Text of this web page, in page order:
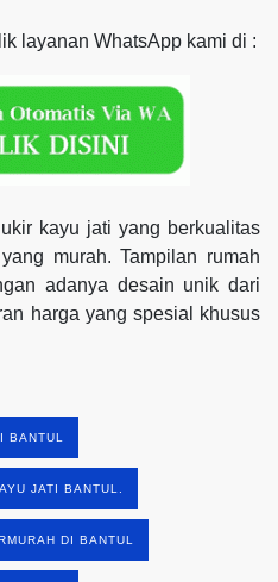
layanan WhatsApp kami di :
kayu jati yang berkualitas
murah. Tampilan rumah
adanya desain unik dari
harga yang spesial khusus
BANTUL
JATI BANTUL.
DI BANTUL